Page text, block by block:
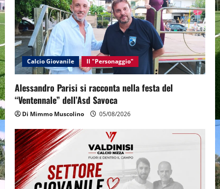
Calcio Giovanile Il "Personaggio"
Alessandro Parisi si racconta nella festa del
“Ventennale” dell’Asd Savoca
Di Mimmo Muscolino 05/08/2026